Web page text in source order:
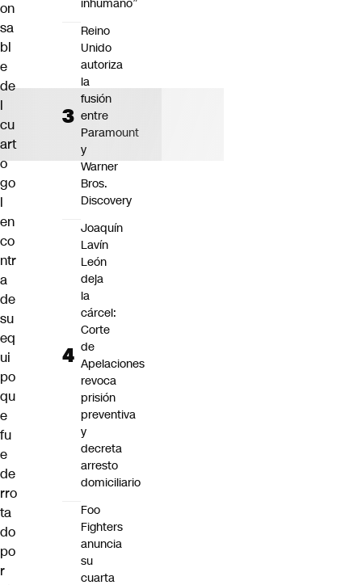
on
sa
bl
e
de
l
cu
art
o
go
l
en
co
ntr
a
de
su
eq
ui
po
qu
e
fu
e
de
rro
ta
do
po
r
inhumano”
Reino
Unido
autoriza
la
fusión
entre
Paramount
y
Warner
Bros.
Discovery
Joaquín
Lavín
León
deja
la
cárcel:
Corte
de
Apelaciones
revoca
prisión
preventiva
y
decreta
arresto
domiciliario
Foo
Fighters
anuncia
su
cuarta